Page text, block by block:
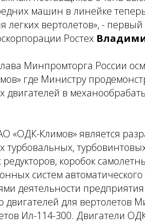
машин в линейке
легких вертолетов», - первый
Ростех
Минпромторга России
где Министру
двигателей в
«ОДК-Климов» является
коробок
систем
деятельности
двигателей для вертолетов
Ил-114-300. Двигатели